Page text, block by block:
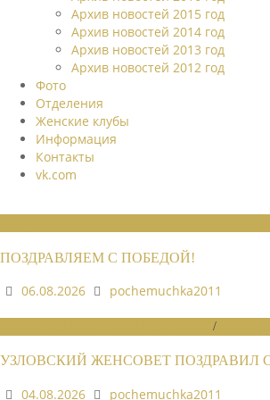
Архив новостей 2015 год
Архив новостей 2014 год
Архив новостей 2013 год
Архив новостей 2012 год
Фото
Отделения
Женские клубы
Информация
Контакты
vk.com
ПОЗДРАВЛЯЕМ С ПОБЕДОЙ!
06.08.2026
pochemuchka2011
/
УЗЛОВСКИЙ ЖЕНСОВЕТ ПОЗДРАВИЛ
04.08.2026
pochemuchka2011